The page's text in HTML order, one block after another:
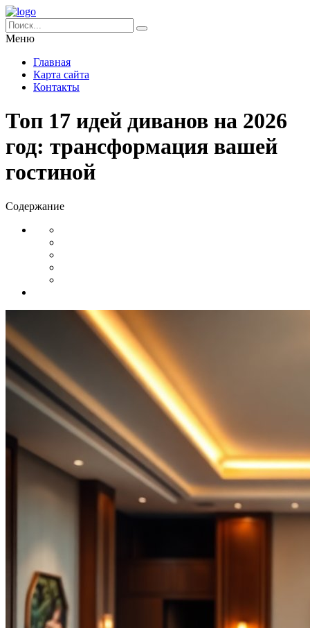
Меню
Главная
Карта сайта
Контакты
Топ 17 идей диванов на 2026
год: трансформация вашей
гостиной
Содержание